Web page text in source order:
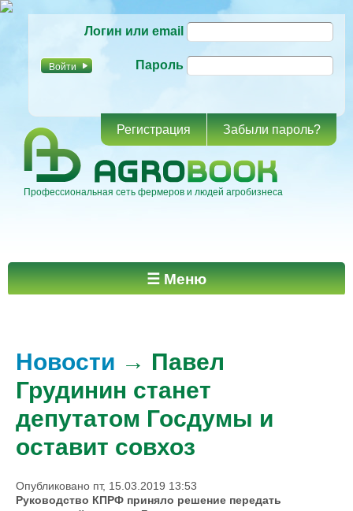
основному
Логин или email
Пароль
Регистрация Забыли пароль?
Профессиональная сеть фермеров и людей агробизнеса
Главное меню ☰ Меню
Новости → Павел
Грудинин станет
депутатом Госдумы и
оставит совхоз
Опубликовано пт, 15.03.2019 13:53
Руководство КПРФ приняло решение передать